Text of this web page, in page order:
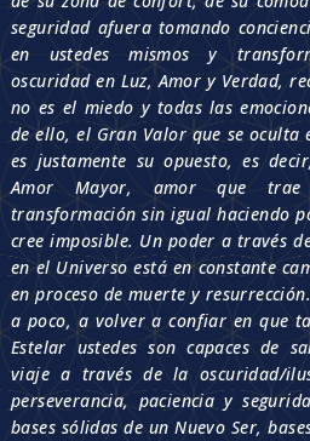
seguridad afuera tomando
en ustedes mismos y
oscuridad en Luz, Amor y Verdad,
no es el miedo y todas las
de ello, el Gran Valor que se oculta
es justamente su opuesto, es
Amor Mayor, amor que
transformación sin igual haciendo
cree imposible. Un poder a través
en el Universo está en constante
en proceso de muerte y
a poco, a volver a confiar en que
Estelar ustedes son capaces de
viaje a través de la oscuridad/
perseverancia, paciencia y
bases sólidas de un Nuevo Ser,